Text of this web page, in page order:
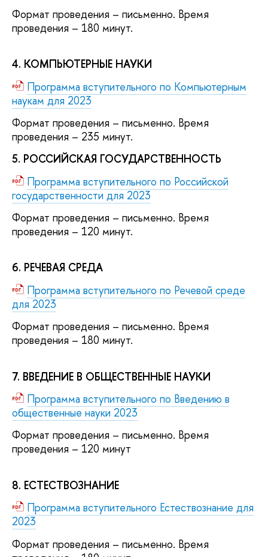
Формат проведения – письменно. Время
проведения – 180 минут.
4. КОМПЬЮТЕРНЫЕ НАУКИ
Программа вступительного по Компьютерным
наукам для 2023
Формат проведения – письменно. Время
проведения – 235 минут.
5. РОССИЙСКАЯ ГОСУДАРСТВЕННОСТЬ
Программа вступительного по Российской
государственности для 2023
Формат проведения – письменно. Время
проведения – 120 минут.
6. РЕЧЕВАЯ СРЕДА
Программа вступительного по Речевой среде
для 2023
Формат проведения – письменно. Время
проведения – 180 минут.
7. ВВЕДЕНИЕ В ОБЩЕСТВЕННЫЕ НАУКИ
Программа вступительного по Введению в
общественные науки 2023
Формат проведения – письменно. Время
проведения – 120 минут
8. ЕСТЕСТВОЗНАНИЕ
Программа вступительного Естествознание для
2023
Формат проведения – письменно. Время